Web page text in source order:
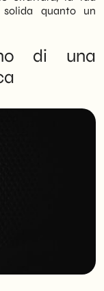
quanto un
di una